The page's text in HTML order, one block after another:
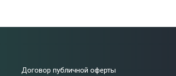
Договор публичной оферты